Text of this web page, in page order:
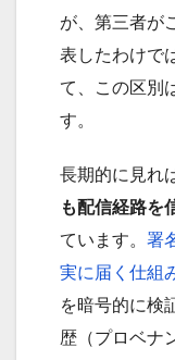
が、第三者が
表したわけで
て、この区別
す。
長期的に見れ
も配信経路を
ています。 署
実に届く仕組
を暗号的に検
歴（プロベナ